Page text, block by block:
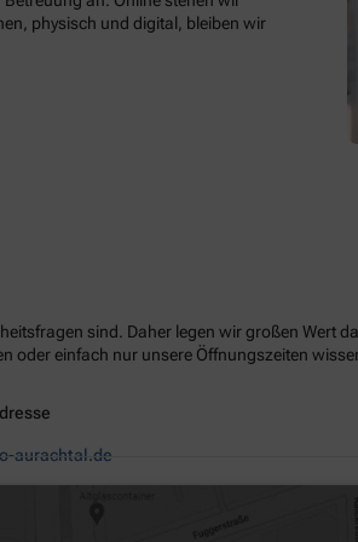
physisch und digital, bleiben wir
sind. Daher legen wir großen Wert
oder einfach nur unsere Öffnungszeiten
aurachtal.de